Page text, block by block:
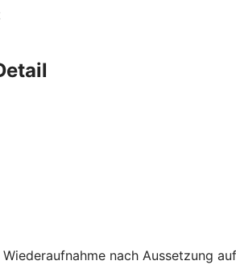
nach Aussetzung